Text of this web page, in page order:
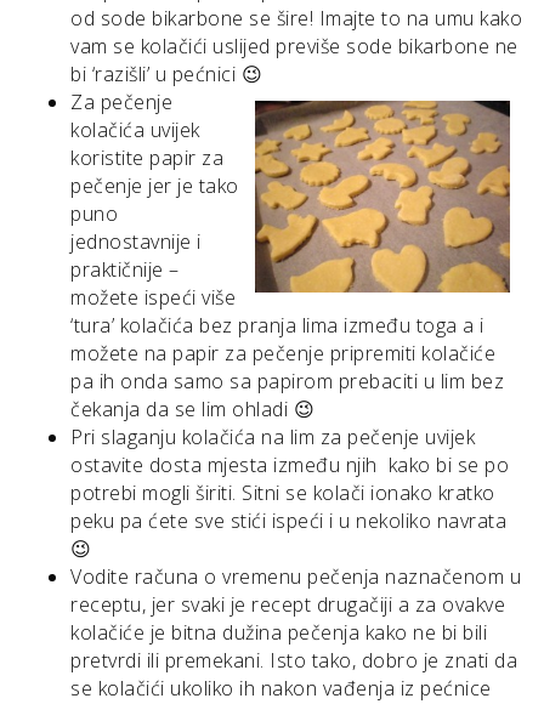
od sode bikarbone se šire! Imajte to na umu kako
vam se kolačići uslijed previše sode bikarbone ne
bi ‘razišli’ u pećnici 😉
Za pečenje
kolačića uvijek
koristite papir za
pečenje jer je tako
puno
jednostavnije i
praktičnije –
možete ispeći više
‘tura’ kolačića bez pranja lima između toga a i
možete na papir za pečenje pripremiti kolačiće
pa ih onda samo sa papirom prebaciti u lim bez
čekanja da se lim ohladi 😉
Pri slaganju kolačića na lim za pečenje uvijek
ostavite dosta mjesta između njih kako bi se po
potrebi mogli širiti. Sitni se kolači ionako kratko
peku pa ćete sve stići ispeći i u nekoliko navrata
😉
Vodite računa o vremenu pečenja naznačenom u
receptu, jer svaki je recept drugačiji a za ovakve
kolačiće je bitna dužina pečenja kako ne bi bili
pretvrdi ili premekani. Isto tako, dobro je znati da
se kolačići ukoliko ih nakon vađenja iz pećnice